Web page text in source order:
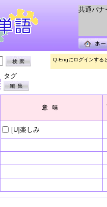
共通バナ
Q-Engにログインする
タグ
[U]楽しみ